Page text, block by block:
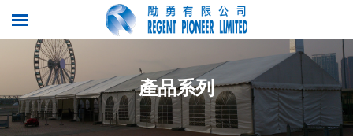
產品系列